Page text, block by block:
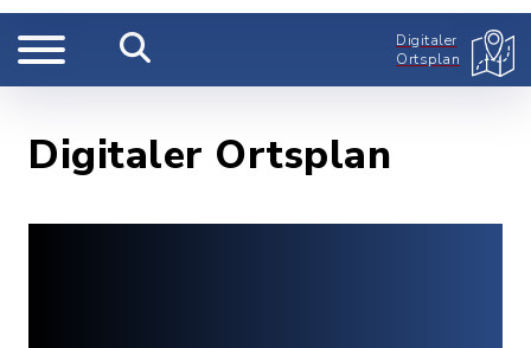
Digitaler
Ortsplan
Digitaler Ortsplan